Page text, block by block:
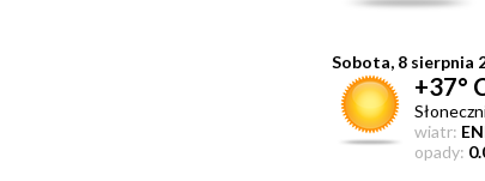
Sobota, 8 sierpnia
+37°
wiatr:
opady: